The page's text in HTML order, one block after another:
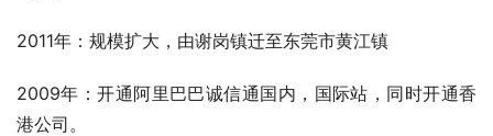
2011年：规模扩大，由谢岗镇迁至东莞市黄江镇
2009年：开通阿里巴巴诚信通国内，国际站，同时开通香
港公司。